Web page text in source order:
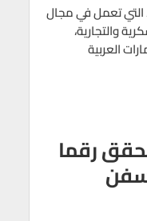
التي تعمل في مجال
والتجارية،
العربية
رقما